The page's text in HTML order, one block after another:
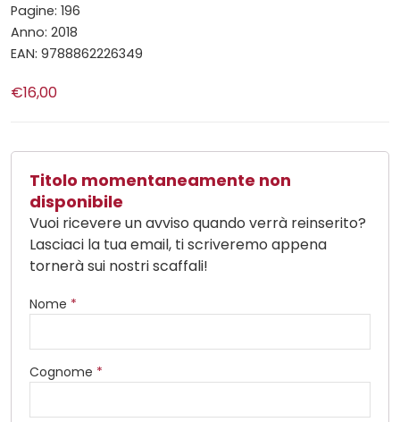
Pagine: 196
Anno: 2018
EAN: 9788862226349
€16,00
Titolo momentaneamente non
disponibile
Vuoi ricevere un avviso quando verrà reinserito?
Lasciaci la tua email, ti scriveremo appena
tornerà sui nostri scaffali!
Nome *
Cognome *